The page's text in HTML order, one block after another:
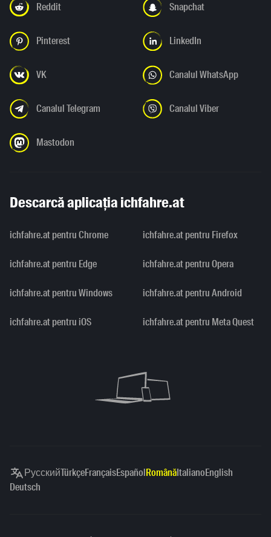
Reddit Snapchat
Pinterest LinkedIn
VK Canalul WhatsApp
Canalul Telegram Canalul Viber
Mastodon
Descarcă aplicația ichfahre.at
ichfahre.at pentru Chrome ichfahre.at pentru Firefox
ichfahre.at pentru Edge ichfahre.at pentru Opera
ichfahre.at pentru Windows ichfahre.at pentru Android
ichfahre.at pentru iOS ichfahre.at pentru Meta Quest
РусскийTürkçeFrançaisEspañolRomânăItalianoEnglish
Deutsch